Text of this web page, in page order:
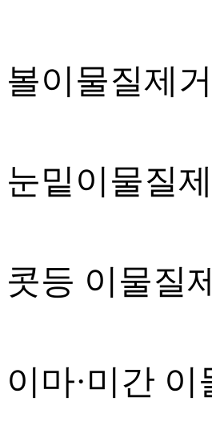
볼이물질제거
눈밑이물질
콧등 이물질
이마·미간 이